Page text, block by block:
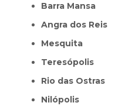
Barra Mansa
Angra dos Reis
Mesquita
Teresópolis
Rio das Ostras
Nilópolis